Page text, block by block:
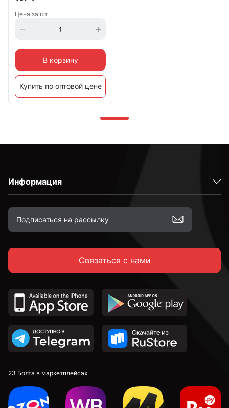
Цена за шт.
В корзину
Купить по оптовой цене
Информация
Связаться с нами
23 Болта в маркетплейсах